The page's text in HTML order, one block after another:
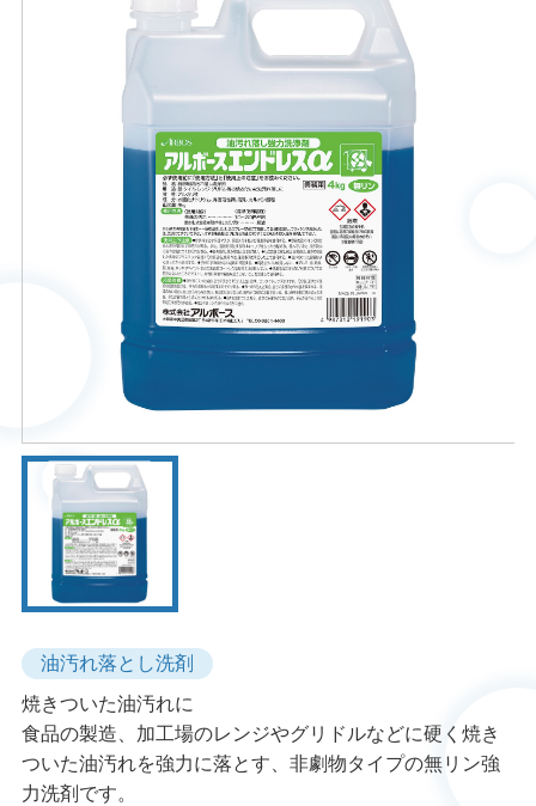
油汚れ落とし洗剤
焼きついた油汚れに
食品の製造、加工場のレンジやグリドルなどに硬く焼き
ついた油汚れを強力に落とす、非劇物タイプの無リン強
力洗剤です。